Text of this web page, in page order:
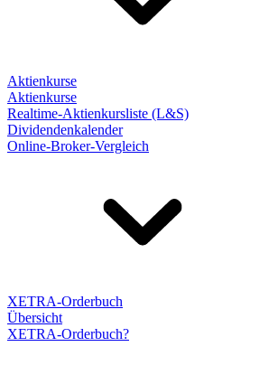
Aktienkurse
Aktienkurse
Realtime-Aktienkursliste (L&S)
Dividendenkalender
Online-Broker-Vergleich
XETRA-Orderbuch
Übersicht
XETRA-Orderbuch?